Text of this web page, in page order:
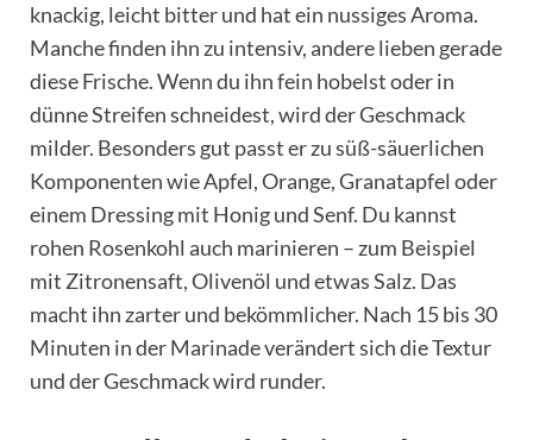
knackig, leicht bitter und hat ein nussiges Aroma.
Manche finden ihn zu intensiv, andere lieben gerade
diese Frische. Wenn du ihn fein hobelst oder in
dünne Streifen schneidest, wird der Geschmack
milder. Besonders gut passt er zu süß-säuerlichen
Komponenten wie Apfel, Orange, Granatapfel oder
einem Dressing mit Honig und Senf. Du kannst
rohen Rosenkohl auch marinieren – zum Beispiel
mit Zitronensaft, Olivenöl und etwas Salz. Das
macht ihn zarter und bekömmlicher. Nach 15 bis 30
Minuten in der Marinade verändert sich die Textur
und der Geschmack wird runder.